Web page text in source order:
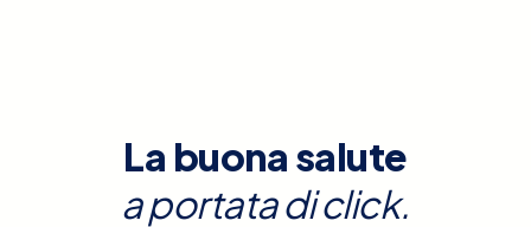
La buona salute
a portata di click.